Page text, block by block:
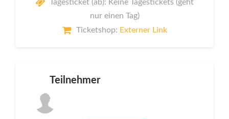
Tagesticket (ab): Keine Tagestickets (geht
nur einen Tag)
Ticketshop: Externer Link
Teilnehmer